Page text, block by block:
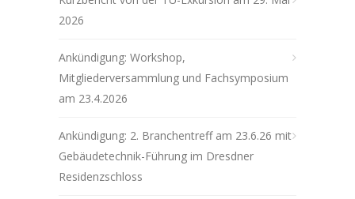
2026
Ankündigung: Workshop,
Mitgliederversammlung und Fachsymposium
am 23.4.2026
Ankündigung: 2. Branchentreff am 23.6.26 mit
Gebäudetechnik-Führung im Dresdner
Residenzschloss